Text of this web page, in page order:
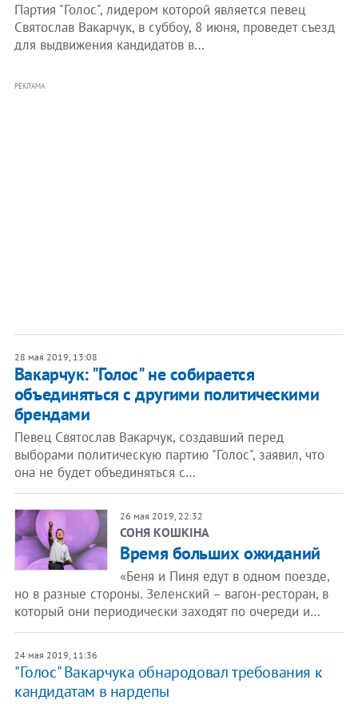
Партия "Голос", лидером которой является певец
Святослав Вакарчук, в суббоу, 8 июня, проведет съезд
для выдвижения кандидатов в…
РЕКЛАМА
28 мая 2019, 13:08
​Вакарчук: "Голос" не собирается
объединяться с другими политическими
брендами
Певец Святослав Вакарчук, создавший перед
выборами политическую партию "Голос", заявил, что
она не будет объединяться с…
26 мая 2019, 22:32
СОНЯ КОШКІНА
Время больших ожиданий
«Беня и Пиня едут в одном поезде,
но в разные стороны. Зеленский – вагон-ресторан, в
который они периодически заходят по очереди и…
24 мая 2019, 11:36
"Голос" Вакарчука обнародовал требования к
кандидатам в нардепы